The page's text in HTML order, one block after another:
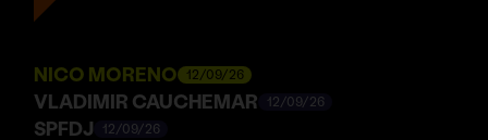
NICO MORENO 12/09/26
VLADIMIR CAUCHEMAR 12/09/26
SPFDJ 12/09/26